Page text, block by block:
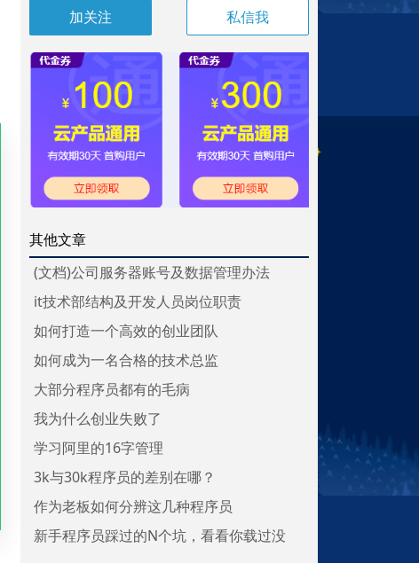
私信我
其他文章
(文档)公司服务器账号及数据管理办法
it技术部结构及开发人员岗位职责
如何打造一个高效的创业团队
如何成为一名合格的技术总监
大部分程序员都有的毛病
我为什么创业失败了
学习阿里的16字管理
3k与30k程序员的差别在哪？
作为老板如何分辨这几种程序员
新手程序员踩过的N个坑，看看你载过没